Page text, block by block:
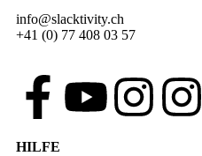
info@slacktivity.ch
+41 (0) 77 408 03 57
HILFE